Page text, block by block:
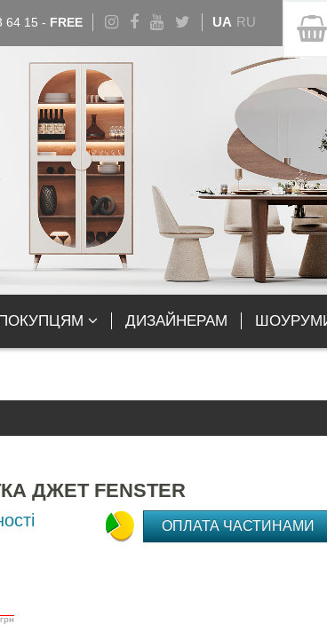
64 15 - FREE UA RU
ДИЗАЙНЕРАМ
ДЖЕТ FENSTER
грн
ОПЛАТА ЧАСТИНАМИ